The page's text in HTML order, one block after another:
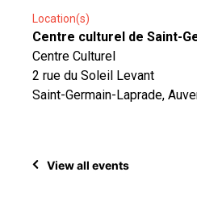
Location(s)
Centre culturel de Saint-
Centre Culturel
2 rue du Soleil Levant
Saint-Germain-Laprade,
View all events